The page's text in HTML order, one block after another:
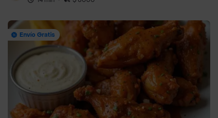
Envío Gratis